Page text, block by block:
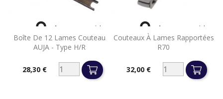
Boîte De 12 Lames Couteau
AUJA - Type H/R
Prix28,30 €
 Aperçu rapide
Couteaux À Lames Rapportées
R70
Prix32,00 €
 Aperçu rapide